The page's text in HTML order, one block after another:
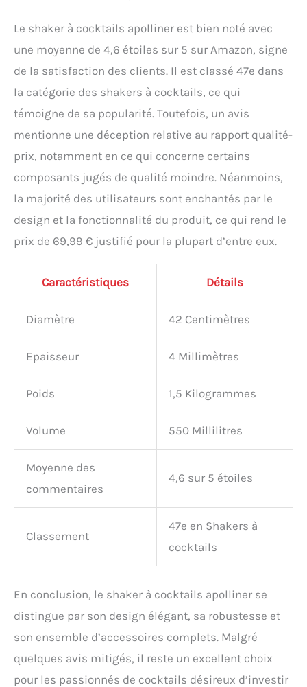
Le shaker à cocktails apolliner est bien noté avec
une moyenne de 4,6 étoiles sur 5 sur Amazon, signe
de la satisfaction des clients. Il est classé 47e dans
la catégorie des shakers à cocktails, ce qui
témoigne de sa popularité. Toutefois, un avis
mentionne une déception relative au rapport qualité-
prix, notamment en ce qui concerne certains
composants jugés de qualité moindre. Néanmoins,
la majorité des utilisateurs sont enchantés par le
design et la fonctionnalité du produit, ce qui rend le
prix de 69,99 € justifié pour la plupart d’entre eux.
Caractéristiques Détails
Diamètre 42 Centimètres
Epaisseur 4 Millimètres
Poids 1,5 Kilogrammes
Volume 550 Millilitres
Moyenne des
commentaires
4,6 sur 5 étoiles
Classement
47e en Shakers à
cocktails
En conclusion, le shaker à cocktails apolliner se
distingue par son design élégant, sa robustesse et
son ensemble d’accessoires complets. Malgré
quelques avis mitigés, il reste un excellent choix
pour les passionnés de cocktails désireux d’investir